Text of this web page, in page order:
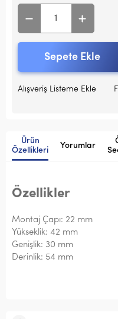
Sepete Ekle
Alışveriş Listeme Ekle
Ürün
Özellikleri
Yorumlar
Özellikler
Montaj Çapı: 22 mm
Yükseklik: 42 mm
Genişlik: 30 mm
Derinlik: 54 mm